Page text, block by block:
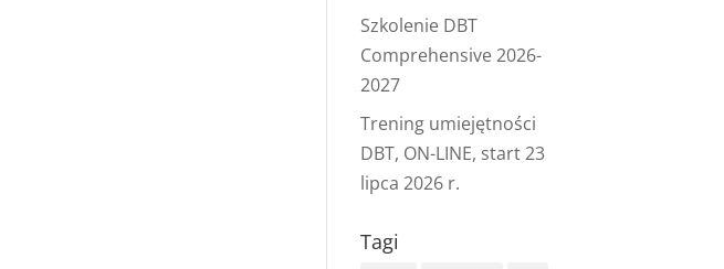
Szkolenie DBT
Comprehensive 2026-
2027
Trening umiejętności
DBT, ON-LINE, start 23
lipca 2026 r.
Tagi